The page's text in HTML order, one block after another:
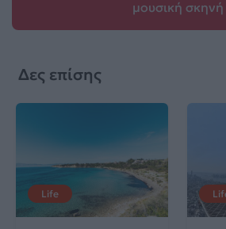
μουσική σκηνή
Δες επίσης
Life